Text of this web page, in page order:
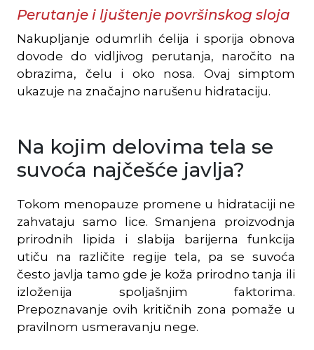
Perutanje i ljuštenje površinskog sloja
Nakupljanje odumrlih ćelija i sporija obnova
dovode do vidljivog perutanja, naročito na
obrazima, čelu i oko nosa. Ovaj simptom
ukazuje na značajno narušenu hidrataciju.
Na kojim delovima tela se
suvoća najčešće javlja?
Tokom menopauze promene u hidrataciji ne
zahvataju samo lice. Smanjena proizvodnja
prirodnih lipida i slabija barijerna funkcija
utiču na različite regije tela, pa se suvoća
često javlja tamo gde je koža prirodno tanja ili
izloženija spoljašnjim faktorima.
Prepoznavanje ovih kritičnih zona pomaže u
pravilnom usmeravanju nege.